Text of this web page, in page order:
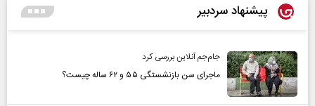
پیشنهاد سردبیر
جام‌جم آنلاین بررسی کرد
ماجرای سن بازنشستگی ۵۵ و ۶۲ ساله چیست؟